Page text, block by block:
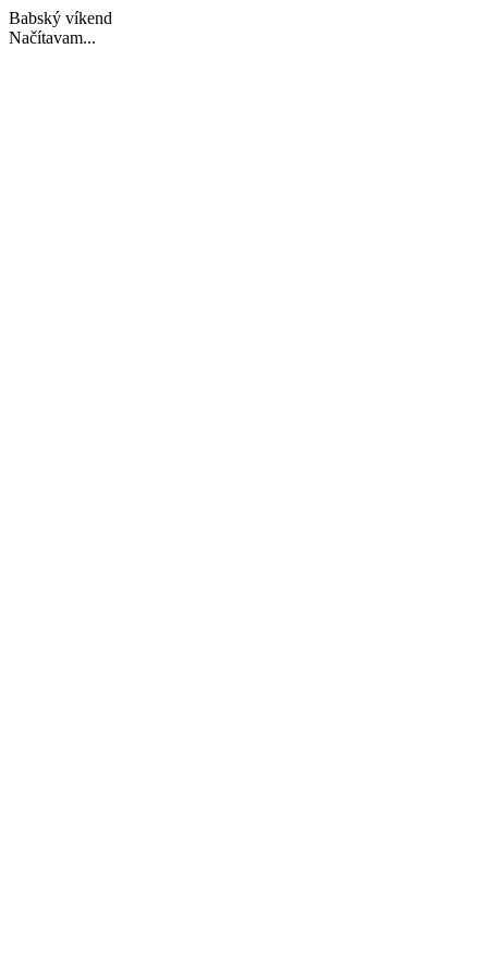
Babský víkend
Načítavam...